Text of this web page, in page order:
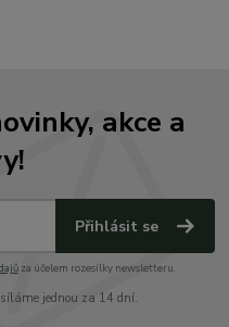
akce a
Přihlásit se
za účelem rozesílky newsletteru.
jednou za 14 dní.